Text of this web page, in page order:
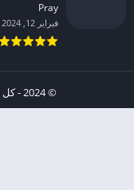
Pray‏
فبراير 12, 2024
© 2024 - كل الحقوق محفوظة -